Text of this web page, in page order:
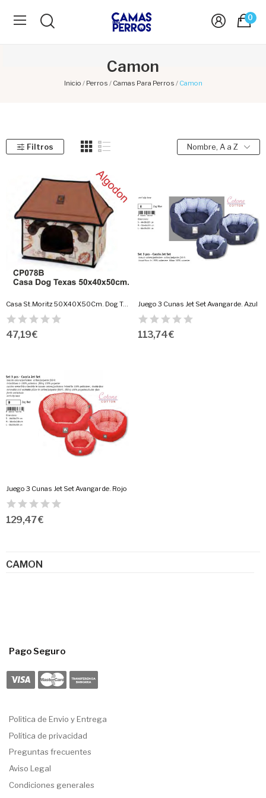
0
Camon
Inicio Perros Camas Para Perros Camon
CAMON
Filtros Nombre, A a Z
Casa St.Moritz 50X40X50Cm. Dog Texas
47,19 €
Juego 3 Cunas Jet Set Avangarde. Azul
113,74 €
Juego 3 Cunas Jet Set Avangarde. Rojo
129,47 €
Pago Seguro
Politica de Envio y Entrega
Política de privacidad
Preguntas frecuentes
Aviso Legal
Condiciones generales